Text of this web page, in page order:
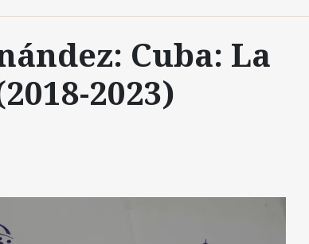
Cuba: La
2023)